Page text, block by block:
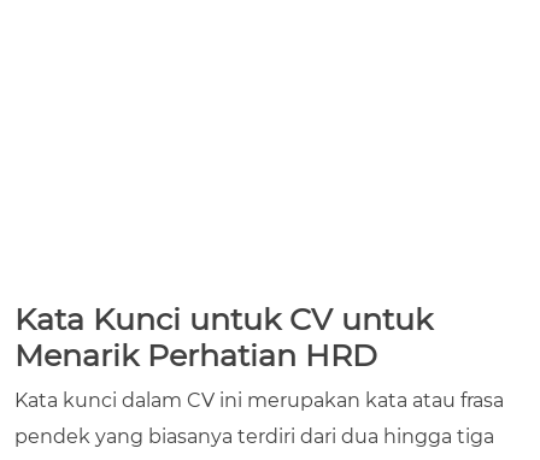
Kata Kunci untuk CV untuk
Menarik Perhatian HRD
Kata kunci dalam CV ini merupakan kata atau frasa
pendek yang biasanya terdiri dari dua hingga tiga